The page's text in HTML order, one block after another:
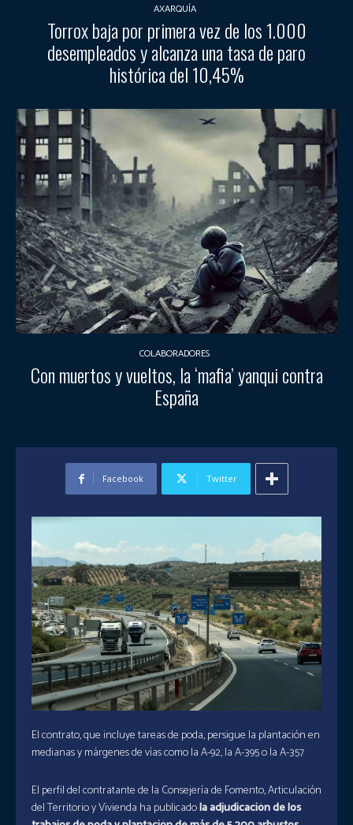
AXARQUÍA
Torrox baja por primera vez de los 1.000
desempleados y alcanza una tasa de paro
histórica del 10,45%
COLABORADORES
Con muertos y vueltos, la ‘mafia’ yanqui contra
España
Facebook Twitter
El contrato, que incluye tareas de poda, persigue la plantación en
medianas y márgenes de vías como la A-92, la A-395 o la A-357
El perfil del contratante de la Consejería de Fomento, Articulación
del Territorio y Vivienda ha publicadola adjudicación de los